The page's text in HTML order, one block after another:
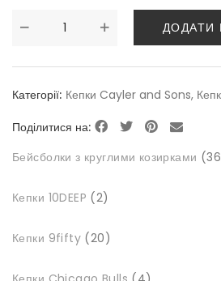
ДОДАТИ
Категорії: Кепки Cayler and Sons,
Поділитися на:
Бейсболки з круглими козирками
Кепки 10DEEP
2товари
Кепки 9fifty 20товарів